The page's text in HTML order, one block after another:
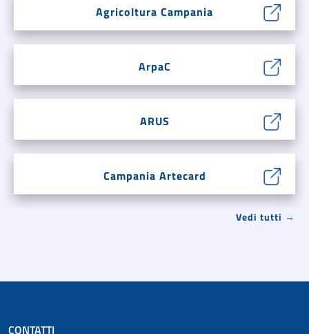
Agricoltura Campania
ArpaC
ARUS
Campania Artecard
Vedi tutti →
CONTATTI